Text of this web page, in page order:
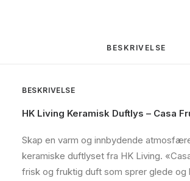
BESKRIVELSE
BESKRIVELSE
HK Living Keramisk Duftlys – Casa
Skap en varm og innbydende
keramiske duftlyset fra HK Living.
frisk og fruktig duft som sprer glede og